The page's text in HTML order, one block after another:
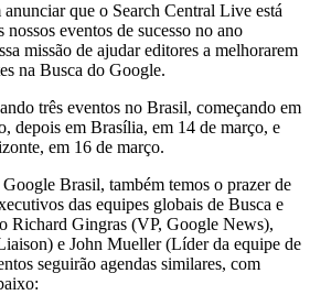
que o Search Central Live está
eventos de sucesso no ano
missão de ajudar editores a melhorarem
na Busca do Google.
três eventos no Brasil, começando em
depois em Brasília, em 14 de março, e
em 16 de março.
Brasil, também temos o prazer de
das equipes globais de Busca e
Richard Gingras (VP, Google News),
e John Mueller (Líder da equipe de
seguirão agendas similares, com